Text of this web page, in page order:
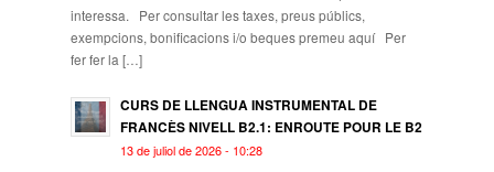
interessa. Per consultar les taxes, preus públics,
exempcions, bonificacions i/o beques premeu aquí Per
fer fer la […]
CURS DE LLENGUA INSTRUMENTAL DE
FRANCÈS NIVELL B2.1: ENROUTE POUR LE B2
13 de juliol de 2026 - 10:28